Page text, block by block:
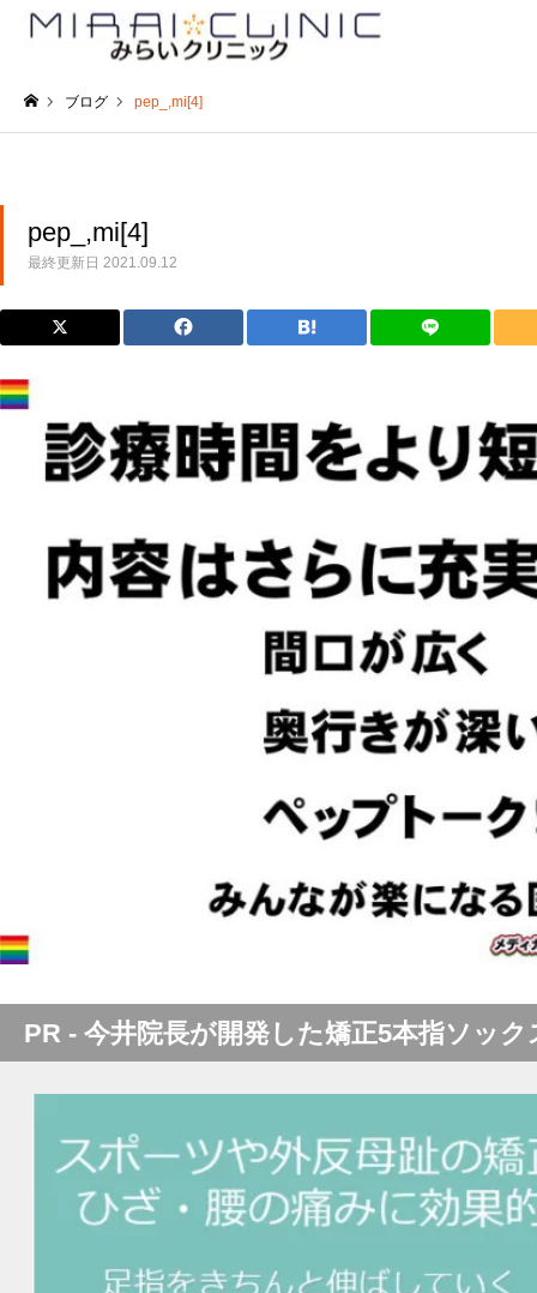
ブログ pep_,mi[4]
pep_,mi[4]
最終更新日 2021.09.12
PR - 今井院長が開発した矯正5本指ソック